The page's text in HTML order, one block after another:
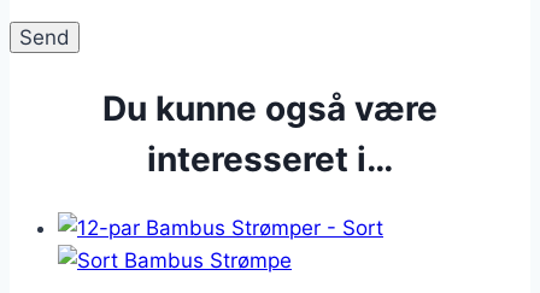
Du kunne også være
interesseret i…